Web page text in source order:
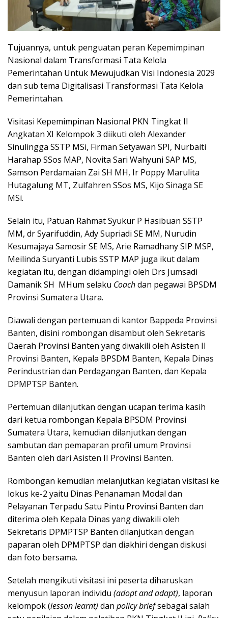
Tujuannya, untuk penguatan peran Kepemimpinan
Nasional dalam Transformasi Tata Kelola
Pemerintahan Untuk Mewujudkan Visi Indonesia 2029
dan sub tema Digitalisasi Transformasi Tata Kelola
Pemerintahan.
Visitasi Kepemimpinan Nasional PKN Tingkat II
Angkatan XI Kelompok 3 diikuti oleh Alexander
Sinulingga SSTP MSi, Firman Setyawan SPI, Nurbaiti
Harahap SSos MAP, Novita Sari Wahyuni SAP MS,
Samson Perdamaian Zai SH MH, Ir Poppy Marulita
Hutagalung MT, Zulfahren SSos MS, Kijo Sinaga SE
MSi.
Selain itu, Patuan Rahmat Syukur P Hasibuan SSTP
MM, dr Syarifuddin, Ady Supriadi SE MM, Nurudin
Kesumajaya Samosir SE MS, Arie Ramadhany SIP MSP,
Meilinda Suryanti Lubis SSTP MAP juga ikut dalam
kegiatan itu, dengan didampingi oleh Drs Jumsadi
Damanik SH MHum selaku Coachdan pegawai BPSDM
Provinsi Sumatera Utara.
Diawali dengan pertemuan di kantor Bappeda Provinsi
Banten, disini rombongan disambut oleh Sekretaris
Daerah Provinsi Banten yang diwakili oleh Asisten II
Provinsi Banten, Kepala BPSDM Banten, Kepala Dinas
Perindustrian dan Perdagangan Banten, dan Kepala
DPMPTSP Banten.
Pertemuan dilanjutkan dengan ucapan terima kasih
dari ketua rombongan Kepala BPSDM Provinsi
Sumatera Utara, kemudian dilanjutkan dengan
sambutan dan pemaparan profil umum Provinsi
Banten oleh dari Asisten II Provinsi Banten.
Rombongan kemudian melanjutkan kegiatan visitasi ke
lokus ke-2 yaitu Dinas Penanaman Modal dan
Pelayanan Terpadu Satu Pintu Provinsi Banten dan
diterima oleh Kepala Dinas yang diwakili oleh
Sekretaris DPMPTSP Banten dilanjutkan dengan
paparan oleh DPMPTSP dan diakhiri dengan diskusi
dan foto bersama.
Setelah mengikuti visitasi ini peserta diharuskan
menyusun laporan individu (adopt and adapt), laporan
kelompok (lesson learnt) dan policy briefsebagai salah